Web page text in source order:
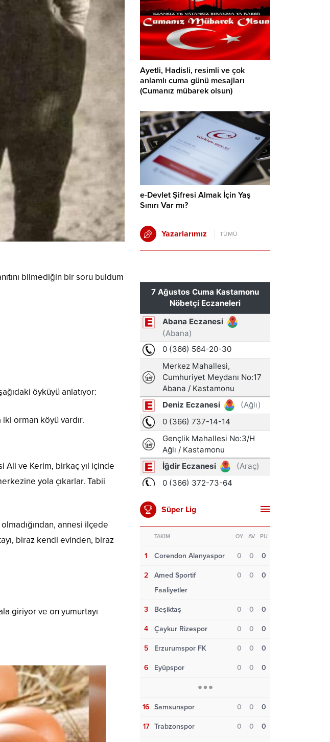
bilmediğin bir soru buldum
öyküyü anlatıyor:
orman köyü vardır.
Ali ve Kerim, birkaç yıl içinde
yola çıkarlar. Tabii
annesi ilçede
biraz kendi evinden, biraz
giriyor ve on yumurtayı
Ayetli, Hadisli, resimli ve çok
anlamlı cuma günü mesajları
(Cumanız mübarek olsun)
e-Devlet Şifresi Almak İçin Yaş
Sınırı Var mı?
Yazarlarımız TÜMÜ
Süper Lig
TAKIM OY AV PU
1 Corendon Alanyaspor 0 0 0
2
Amed Sportif
Faaliyetler
0 0 0
3 Beşiktaş 0 0 0
4 Çaykur Rizespor 0 0 0
5 Erzurumspor FK 0 0 0
6 Eyüpspor 0 0 0
16 Samsunspor 0 0 0
17 Trabzonspor 0 0 0